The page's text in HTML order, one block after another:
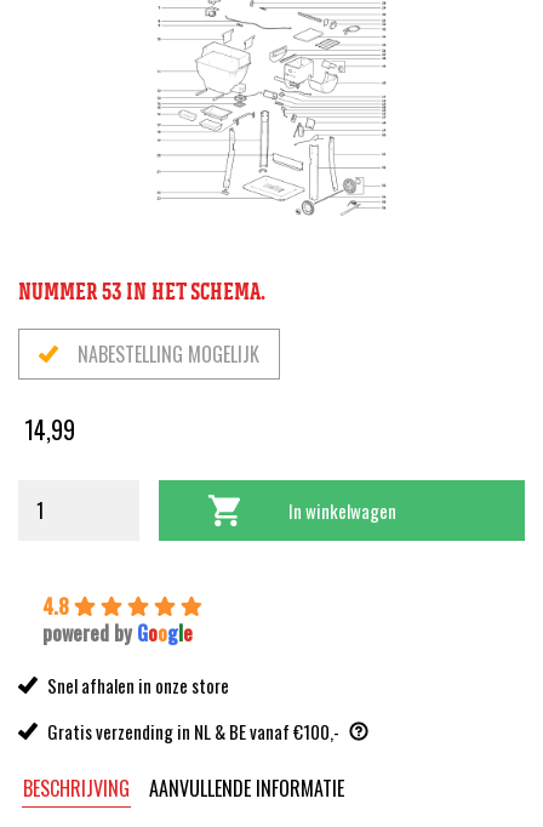
NUMMER 53 IN HET SCHEMA.
NABESTELLING MOGELIJK
14,99
In winkelwagen
4.8
powered by Google
Snel afhalen in onze store
Gratis verzending in NL & BE vanaf €100,-
BESCHRIJVING AANVULLENDE INFORMATIE